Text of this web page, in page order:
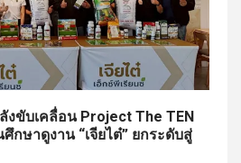
งขับเคลื่อน Project The TEN
กษาดูงาน “เจียไต๋” ยกระดับสู่